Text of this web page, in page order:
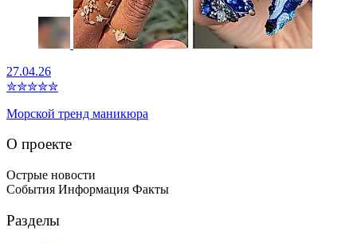
27.04.26
✮✮✮✮✮
Морской тренд маникюра
О проекте
Острые новости
События Информация Факты
Разделы